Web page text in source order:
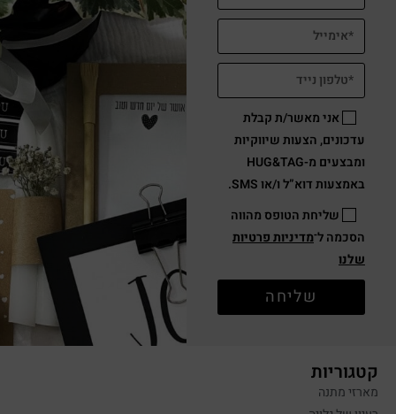
אני מאשר/ת קבלת
עדכונים, הצעות שיווקיות
ומבצעים מ-HUG&TAG
באמצעות דוא”ל ו/או SMS.
שליחת הטופס מהווה
הסכמה ל־מדיניות פרטיות
שלנו
שליחה
קטגוריות
מארזי מתנה